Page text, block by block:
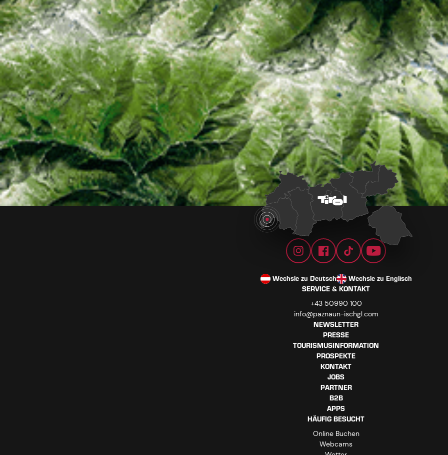
Wechsle zu Deutsch
Wechsle zu Englisch
SERVICE & KONTAKT
+43 50990 100
info@paznaun-ischgl.com
NEWSLETTER
PRESSE
TOURISMUSINFORMATION
PROSPEKTE
KONTAKT
JOBS
PARTNER
B2B
APPS
HÄUFIG BESUCHT
Online Buchen
Webcams